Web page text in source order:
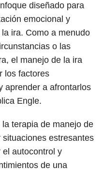
diseñado para
emocional y
ira. Como a menudo
o las
el manejo de la ira
los factores
aprender a afrontarlos
Engle.
terapia de manejo de
situaciones estresantes
autocontrol y
de una